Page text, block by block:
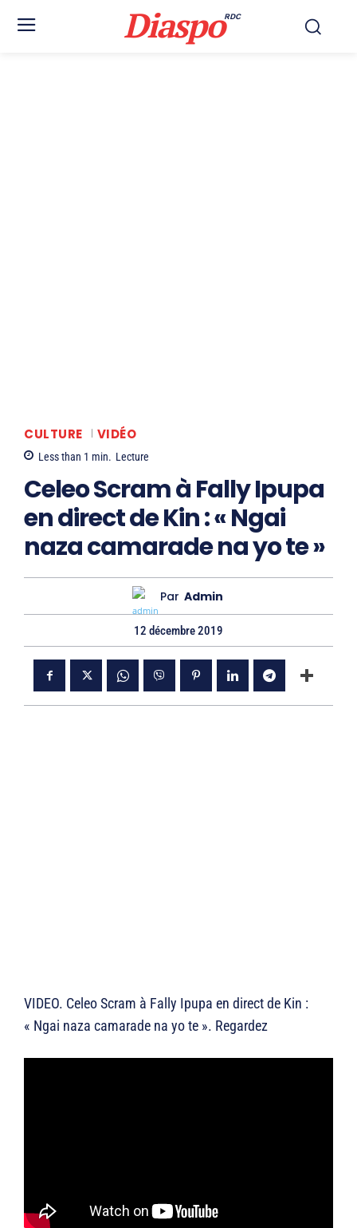
DiaspoRDC
CULTURE VIDÉO
Less than 1 min. Lecture
Celeo Scram à Fally Ipupa
en direct de Kin : « Ngai
naza camarade na yo te »
Par Admin
12 décembre 2019
VIDEO. Celeo Scram à Fally Ipupa en direct de Kin :
« Ngai naza camarade na yo te ». Regardez